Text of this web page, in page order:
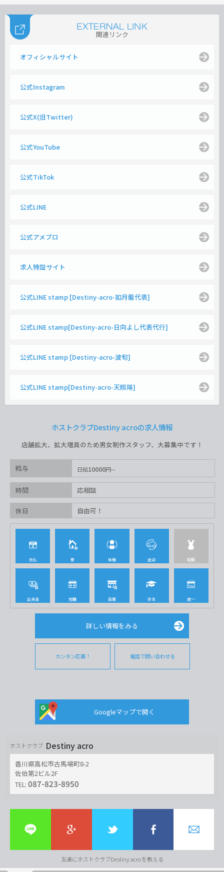
関連リンク
オフィシャルサイト
公式Instagram
公式X(旧Twitter)
公式YouTube
公式TikTok
公式LINE
公式アメブロ
求人特設サイト
公式LINE stamp [Destiny-acro-如月龍代表]
公式LINE stamp[Destiny-acro-日向よし代表代行]
公式LINE stamp [Destiny-acro-波旬]
公式LINE stamp[Destiny-acro-天照陽]
ホストクラブDestiny acroの求人情報
店舗拡大、拡大増員のため男女制作スタッフ、大募集中です！
給与 日給10000円
時間 応相談
休日 自由可！
日払 寮 体験 送迎 制服
出来高 短期 副業 学生 週一
詳しい情報をみる
カンタン応募！ 電話で問い合わせる
Googleマップで開く
ホストクラブ Destiny acro
香川県高松市古馬場町8-2
佐伯第2ビル2F
TEL: 087-823-8950
友達にホストクラブDestiny acroを教える